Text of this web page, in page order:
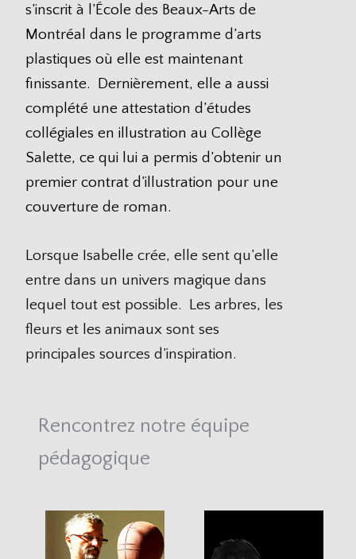
s’inscrit à l’École des Beaux-Arts de
Montréal dans le programme d’arts
plastiques où elle est maintenant
finissante. Dernièrement, elle a aussi
complété une attestation d’études
collégiales en illustration au Collège
Salette, ce qui lui a permis d’obtenir un
premier contrat d’illustration pour une
couverture de roman.
Lorsque Isabelle crée, elle sent qu’elle
entre dans un univers magique dans
lequel tout est possible. Les arbres, les
fleurs et les animaux sont ses
principales sources d’inspiration.
Rencontrez notre équipe
pédagogique